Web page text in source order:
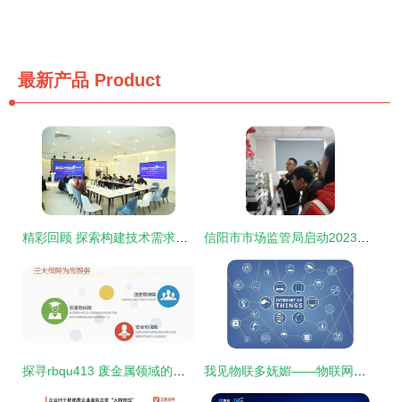
最新产品 Product